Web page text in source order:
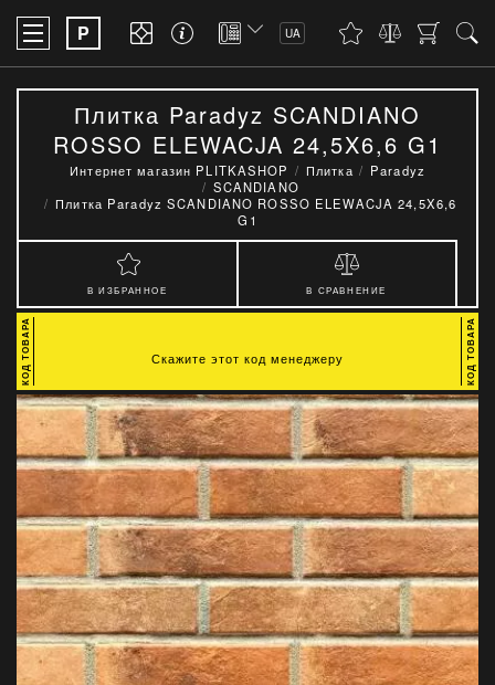
P UA
Плитка Paradyz SCANDIANO
ROSSO ELEWACJA 24,5X6,6 G1
Интернет магазин PLITKASHOP Плитка
Paradyz
SCANDIANO
Плитка Paradyz SCANDIANO ROSSO ELEWACJA 24,5X6,6
G1
В ИЗБРАННОЕ В СРАВНЕНИЕ
Скажите этот код менеджеру